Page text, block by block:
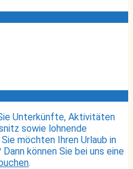
Unterkünfte, Aktivitäten
sowie lohnende
möchten Ihren Urlaub in
können Sie bei uns eine
.